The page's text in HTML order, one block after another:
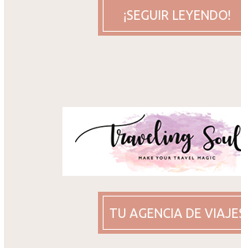
¡SEGUIR LEYENDO!
TU AGENCIA DE